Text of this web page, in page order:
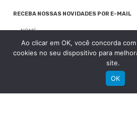
RECEBA NOSSAS NOVIDADES POR E-MAIL
Ao clicar em OK, você concorda
cookies no seu dispositivo para
site.
OK